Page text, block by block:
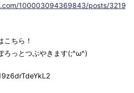
100003094369843/posts/
こちら！
ろっとつぶやきます(;^ω^)